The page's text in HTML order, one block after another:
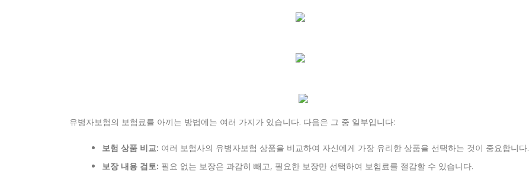
유병자보험의 보험료를 아끼는 방법에는 여러 가지가 있습니다. 다음은 그 중 일부입니다:
보험 상품 비교: 여러 보험사의 유병자보험 상품을 비교하여 자신에게 가장 유리한 상품을 선택하는 것이 중요합니다.
보장 내용 검토: 필요 없는 보장은 과감히 빼고, 필요한 보장만 선택하여 보험료를 절감할 수 있습니다.